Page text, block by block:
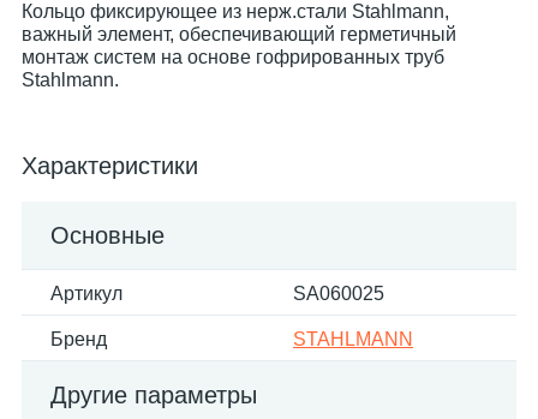
Кольцо фиксирующее из нерж.стали Stahlmann,
важный элемент, обеспечивающий герметичный
монтаж систем на основе гофрированных труб
Stahlmann.
Характеристики
Основные
Артикул SA060025
Бренд STAHLMANN
Другие параметры